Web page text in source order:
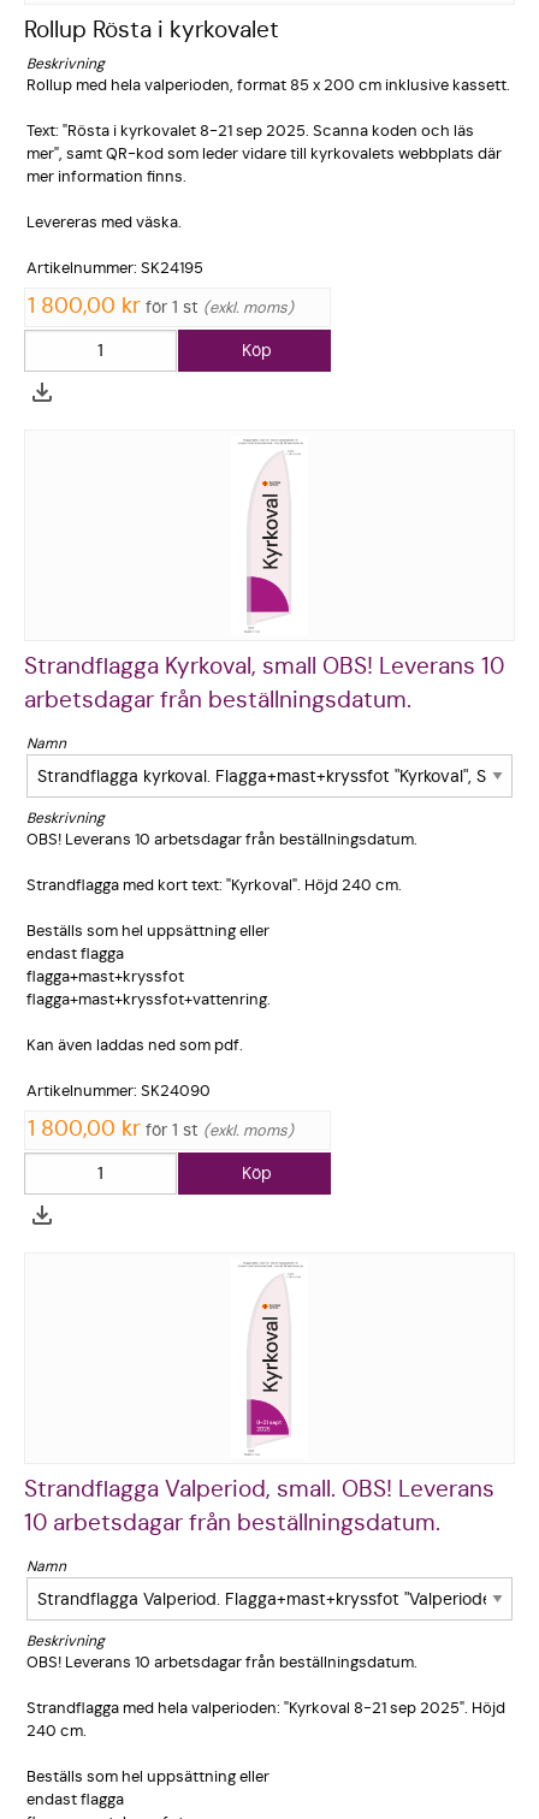
Rollup Rösta i kyrkovalet
Beskrivning
Rollup med hela valperiode­n, format 85 x 200 cm inklusive kassett.
Text: "Rösta i kyrkovalet 8-21 sep 2025. Scanna koden och läs
mer", samt QR-kod som leder vidare till kyrkovalet­s webbplats där
mer informatio­n finns.
Levereras med väska.
Artikelnum­mer: SK24195
1 800,00 kr för 1 st exkl. moms
Köp
Strandflagga Kyrkoval, small OBS! Leverans 10
arbetsdagar från beställningsdatum.
Namn
Beskrivning
OBS! Leverans 10 arbetsdaga­r från beställnin­gsdatum.
Strandflag­ga med kort text: "Kyrkoval". Höjd 240 cm.
Beställs som hel uppsättnin­g eller
endast flagga
flagga+mas­t+kryssfot
flagga+mas­t+kryssfot­+vattenrin­g.
Kan även laddas ned som pdf.
Artikelnum­mer: SK24090
1 800,00 kr för 1 st exkl. moms
Köp
Strandflagga Valperiod, small. OBS! Leverans
10 arbetsdagar från beställningsdatum.
Namn
Beskrivning
OBS! Leverans 10 arbetsdaga­r från beställnin­gsdatum.
Strandflag­ga med hela valperiode­n: "Kyrkoval 8-21 sep 2025". Höjd
240 cm.
Beställs som hel uppsättnin­g eller
endast flagga